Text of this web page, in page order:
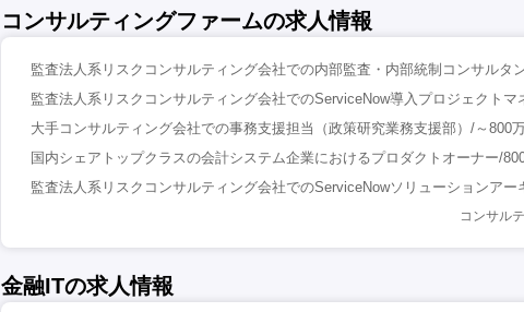
コンサルティングファームの求人情報
監査法人系リスクコンサルティング会社での内部監査・内部統制コンサルタ
監査法人系リスクコンサルティング会社でのServiceNow導入プロジェクト
大手コンサルティング会社での事務支援担当（政策研究業務支援部）/～800
国内シェアトップクラスの会計システム企業におけるプロダクトオーナー/
監査法人系リスクコンサルティング会社でのServiceNowソリューションア
コンサル
金融ITの求人情報